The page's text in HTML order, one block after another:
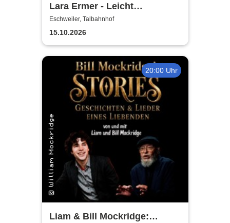
Lara Ermer - Leicht
entflammbar
Eschweiler, Talbahnhof
15.10.2026
20:00 Uhr
Liam & Bill Mockridge: